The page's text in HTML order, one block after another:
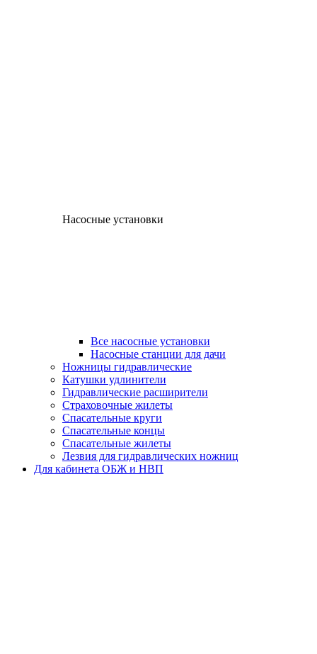
Насосные установки
Все насосные установки
Насосные станции для дачи
Ножницы гидравлические
Катушки удлинители
Гидравлические расширители
Страховочные жилеты
Спасательные круги
Спасательные концы
Спасательные жилеты
Лезвия для гидравлических ножниц
Для кабинета ОБЖ и НВП